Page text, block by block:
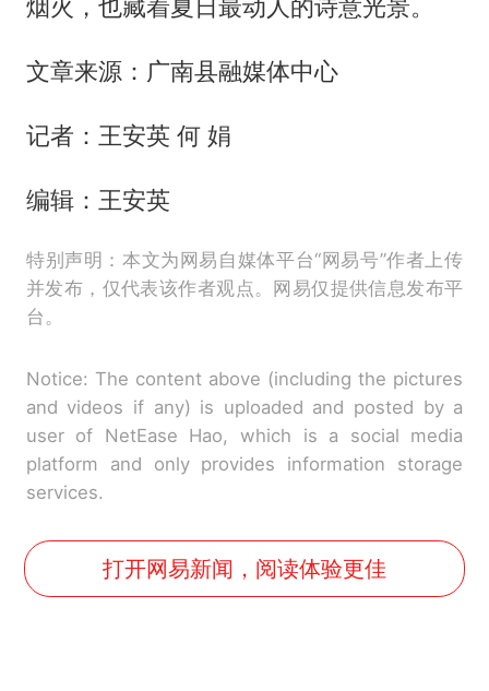
烟火，也藏着夏日最动人的诗意光景。
文章来源：广南县融媒体中心
记者：王安英 何 娟
编辑：王安英
特别声明：本文为网易自媒体平台“网易号”作者上传
并发布，仅代表该作者观点。网易仅提供信息发布平
台。
Notice: The content above (including the pictures
and videos if any) is uploaded and posted by a
user of NetEase Hao, which is a social media
platform and only provides information storage
services.
打开网易新闻，阅读体验更佳